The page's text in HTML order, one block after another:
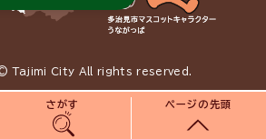
さがす ページの先頭
Tajimi City All rights reserved.